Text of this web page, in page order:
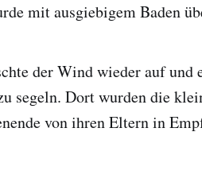
mit ausgiebigem Baden
der Wind wieder auf
segeln. Dort wurden die
von ihren Eltern in